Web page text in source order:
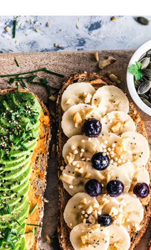
другие фильмы —
кинотеатральный
Грузии
02.08.2026
Самые популярные
распространённые
Грузии
02.08.2026
Сеть OnePrice полностью
рынка и прекратила свою
деятельность в Грузии,
место пришла “Ambari”
01.08.2026